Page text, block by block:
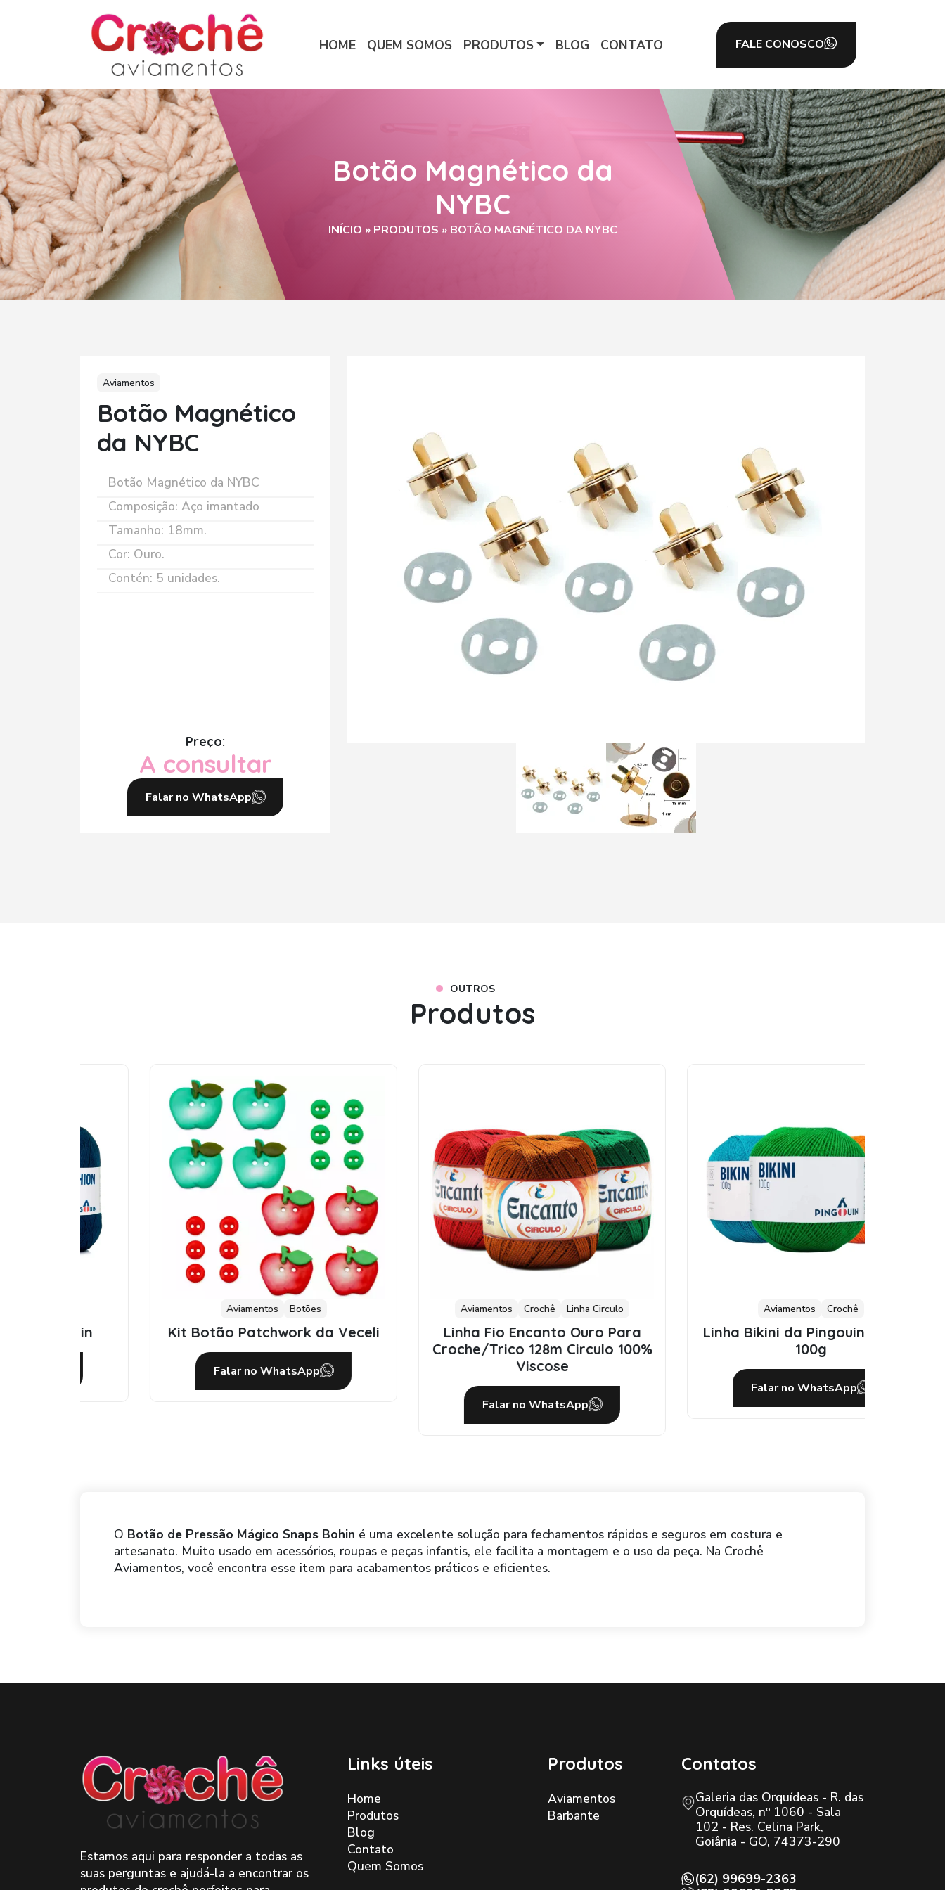
HOME QUEM SOMOS PRODUTOS BLOG CONTATO FALE CONOSCO
Botão Magnético da
NYBC
INÍCIO » PRODUTOS » BOTÃO MAGNÉTICO DA NYBC
Aviamentos
Botão Magnético
da NYBC
Botão Magnético da NYBC
Composição: Aço imantado
Tamanho: 18mm.
Cor: Ouro.
Contén: 5 unidades.
Preço:
A consultar
Falar no WhatsApp
OUTROS
Produtos
Botões
Kit Botão Patchwork da Veceli
Falar no WhatsApp
Crochê Linha Circulo
Linha Fio Encanto Ouro Para
Croche/Trico 128m Circulo 100%
Falar no WhatsApp
Crochê
Linha Bikini da Pingouin – misto
Falar no WhatsApp
O Botão de Pressão Mágico Snaps Bohin é uma excelente solução para fechamentos rápidos e seguros em costura e
artesanato. Muito usado em acessórios, roupas e peças infantis, ele facilita a montagem e o uso da peça. Na Crochê
Aviamentos, você encontra esse item para acabamentos práticos e eficientes.
Estamos aqui para responder a todas as
suas perguntas e ajudá-la a encontrar os
Links úteis
Home
Produtos
Blog
Contato
Quem Somos
Produtos
Aviamentos
Barbante
Contatos
Galeria das Orquídeas - R. das
Orquídeas, nº 1060 - Sala
102 - Res. Celina Park,
Goiânia - GO, 74373-290
(62) 99699-2363